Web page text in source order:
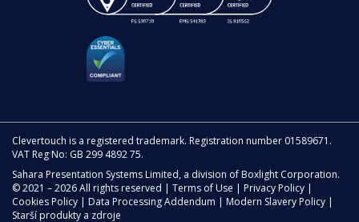
Clevertouch is a registered trademark. Registration number 01589671.
VAT Reg No: GB 299 4892 75.
Sahara Presentation Systems Limited, a division of Boxlight Corporation.
© 2021 – 2026 All rights reserved | Terms of Use | Privacy Policy |
Cookies Policy | Data Processing Addendum | Modern Slavery Policy |
Starší produkty a zdroje